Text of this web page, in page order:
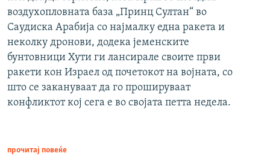
воздухопловната база „Принц Султан“ во
Саудиска Арабија со најмалку една ракета и
неколку дронови, додека јеменските
бунтовници Хути ги лансирале своите први
ракети кон Израел од почетокот на војната, со
што се закануваат да го прошируваат
конфликтот кој сега е во својата петта недела.
прочитај повеќе